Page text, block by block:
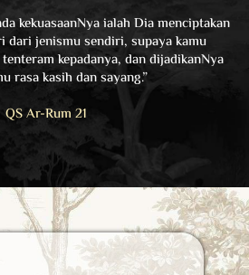
kekuasaanNya ialah Dia menciptakan
jenismu sendiri, supaya kamu
kepadanya, dan dijadikanNya
rasa kasih dan sayang.”
QS Ar-Rum 21